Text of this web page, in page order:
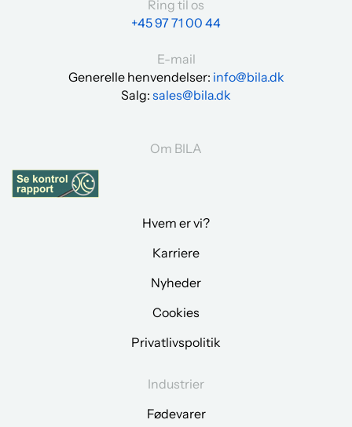
Ring til os
+45 97 71 00 44
E-mail
Generelle henvendelser: info@bila.dk
Salg: sales@bila.dk
Om BILA
Hvem er vi?
Karriere
Nyheder
Cookies
Privatlivspolitik
Industrier
Fødevarer